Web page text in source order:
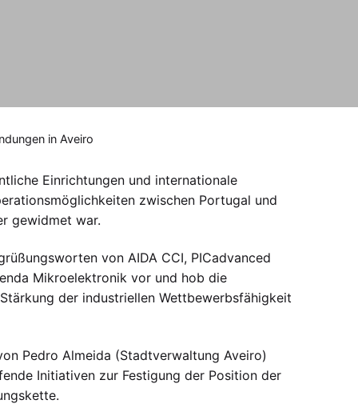
in Aveiro
Einrichtungen und internationale
zwischen Portugal und
gewidmet war.
von AIDA CCI, PICadvanced
Mikroelektronik vor und hob die
der industriellen Wettbewerbsfähigkeit
Pedro Almeida (Stadtverwaltung Aveiro)
Initiativen zur Festigung der Position der